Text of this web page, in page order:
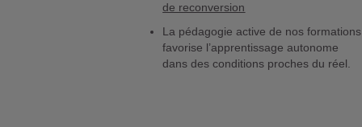
de reconversion
La pédagogie active de nos formations
favorise l’apprentissage autonome
dans des conditions proches du réel.